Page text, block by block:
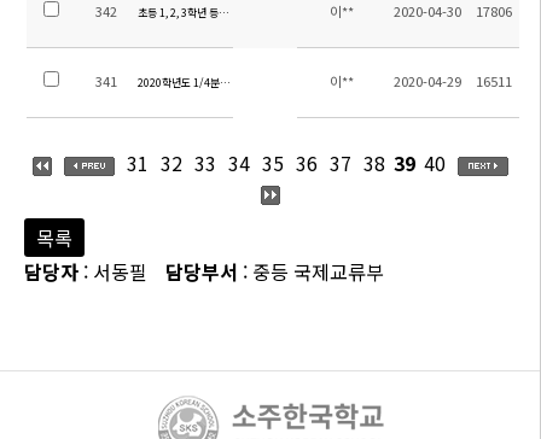
342 초등 1, 2, 3학년 등교 안내 이** 2020-04-30 17806
341 2020학년도 1/4분기 초등부(4~6학년) 학비 등 인출 안내
이** 2020-04-29 16511
31 32 33 34 35 36 37 38 39 40
목록
담당자 : 서동필 담당부서 : 중등 국제교류부